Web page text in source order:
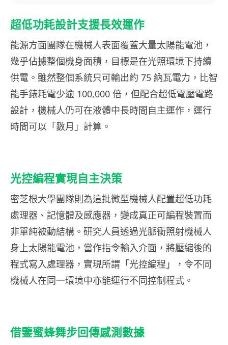
超低功耗設計支援長效運作
能源方面團隊在機械人表面覆蓋大量太陽能電池，
幾乎佔據整個機身面積，目標是在光照環境下持續
供電。雖然整個系統只可輸出約 75 納瓦電力，比智
能手錶耗電少逾 100,000 倍，但配合超低電壓電路
設計，機械人仍可在液體中長時間自主運作，運行
時間可以「數月」計算。
光控編程實現自主決策
密芝根大學團隊則為這批微型機械人配置超低功耗
處理器、記憶體及感應器，變成真正可編程裝置而
非單純被動結構。研究人員透過光脈衝照射機械人
身上太陽能電池，當作指令輸入介面，將壓縮後的
程式寫入處理器，實現所謂「光控編程」，令不同
機械人在同一環境中亦能運行不同控制程式。
借鑒蜜蜂舞步回傳感測數據